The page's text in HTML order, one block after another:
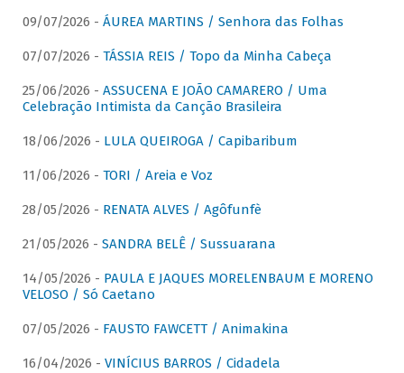
09/07/2026 - ÁUREA MARTINS / Senhora das Folhas
07/07/2026 - TÁSSIA REIS / Topo da Minha Cabeça
25/06/2026 - ASSUCENA E JOÃO CAMARERO / Uma
Celebração Intimista da Canção Brasileira
18/06/2026 - LULA QUEIROGA / Capibaribum
11/06/2026 - TORI / Areia e Voz
28/05/2026 - RENATA ALVES / Agôfunfè
21/05/2026 - SANDRA BELÊ / Sussuarana
14/05/2026 - PAULA E JAQUES MORELENBAUM E MORENO
VELOSO / Só Caetano
07/05/2026 - FAUSTO FAWCETT / Animakina
16/04/2026 - VINÍCIUS BARROS / Cidadela